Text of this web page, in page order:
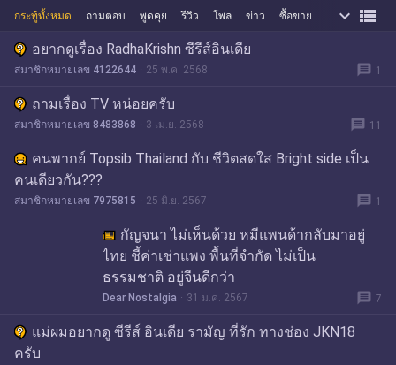
กระทู้ทั้งหมด ถามตอบ พูดคุย รีวิว โพล ข่าว ซื้อขาย  
อยากดูเรื่อง RadhaKrishn ซีรีส์อินเดีย
สมาชิกหมายเลข 4122644 25 พ.ค. 2568 message 1
ถามเรื่อง TV หน่อยครับ
สมาชิกหมายเลข 8483868 3 เม.ย. 2568 message 11
คนพากย์ Topsib Thailand กับ ชีวิตสดใส Bright side เป็น
คนเดียวกัน???
สมาชิกหมายเลข 7975815 25 มิ.ย. 2567 message 1
กัญจนา ไม่เห็นด้วย หมีแพนด้ากลับมาอยู่
ไทย ชี้ค่าเช่าแพง พื้นที่จำกัด ไม่เป็น
ธรรมชาติ อยู่จีนดีกว่า
Dear Nostalgia 31 ม.ค. 2567 message 7
แม่ผมอยากดู ซีรีส์ อินเดีย รามัญ ที่รัก ทางช่อง JKN18
ครับ